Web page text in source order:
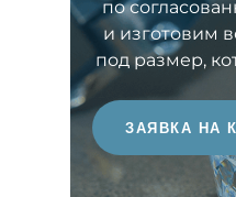
выразительность
выше этот
ценным
ЗАЯВКА НА
по
и изготовим
под размер,